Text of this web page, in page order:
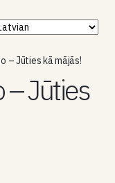
– Jūties kā mājās!
– Jūties